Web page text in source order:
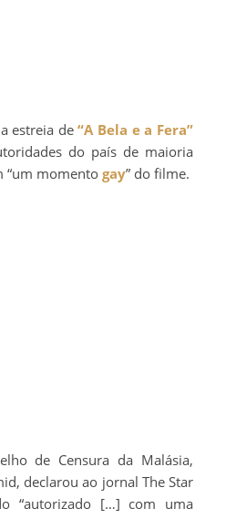
estreia de“A Bela e a Fera”
do país de maioria
“um momento gay” do filme.
de Censura da Malásia,
declarou ao jornal The Star
“autorizado […] com uma